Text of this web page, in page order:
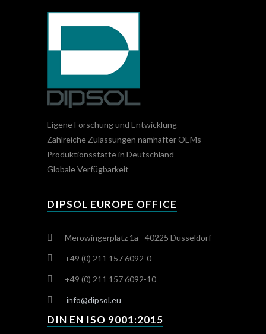
Eigene Forschung und Entwicklung
Zahlreiche Zulassungen namhafter OEMs
Produktionsstätte in Deutschland
Globale Verfügbarkeit
DIPSOL EUROPE OFFICE
Merowingerplatz 1a - 40225 Düsseldorf
+49 (0) 211 157 6092-0
+49 (0) 211 157 6092-10
info@dipsol.eu
DIN EN ISO 9001:2015